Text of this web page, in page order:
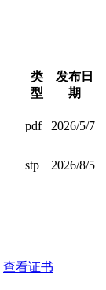
类
型
发布日
期
pdf 2026/5/7
stp 2026/8/5
查看证书